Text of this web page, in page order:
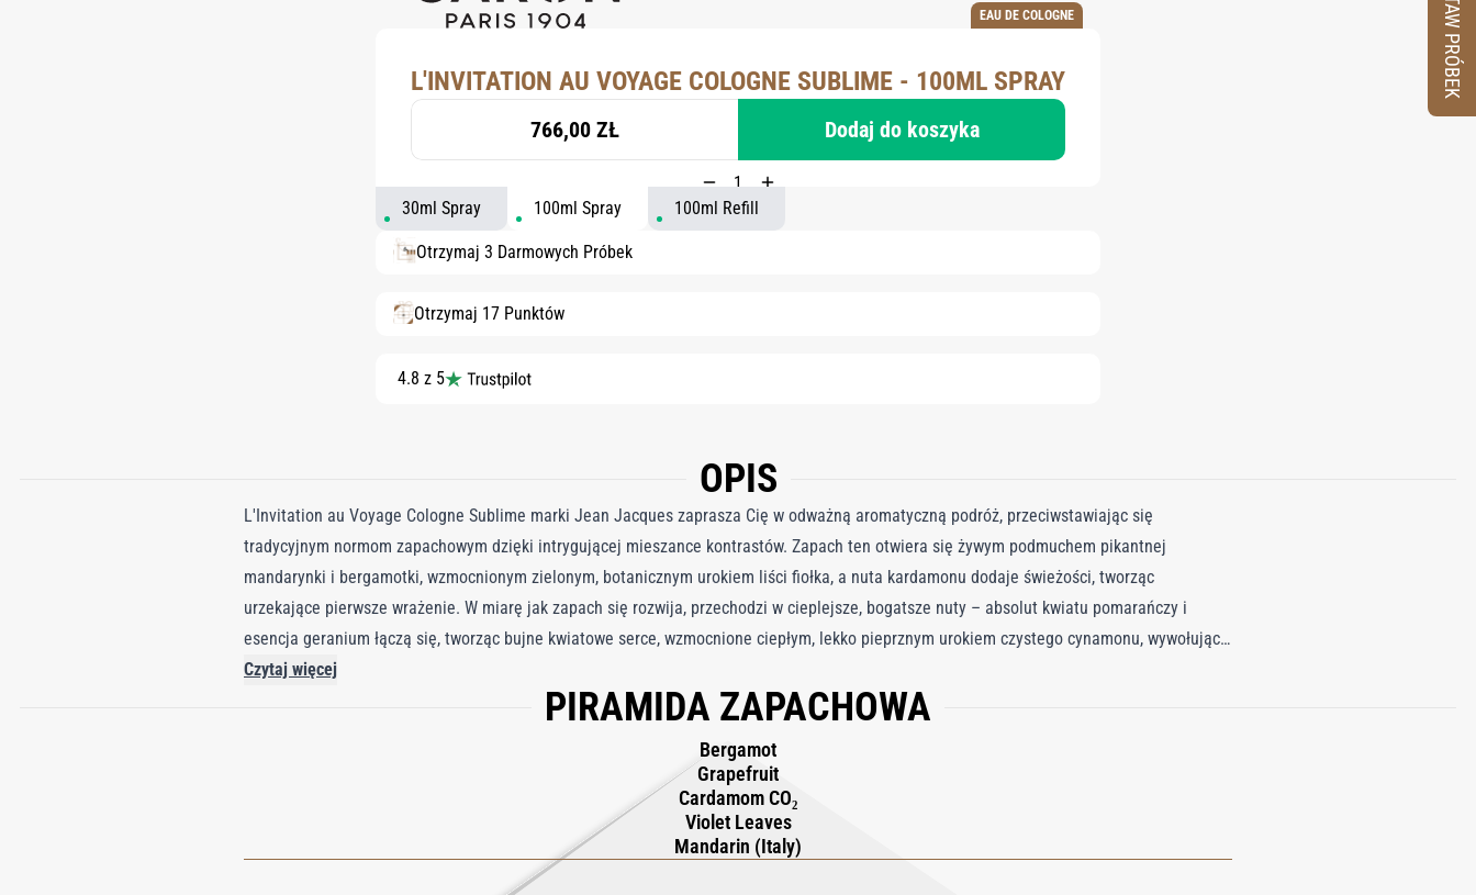
EAU DE COLOGNE
L'INVITATION AU VOYAGE COLOGNE SUBLIME - 100ML SPRAY
766,00 ZŁ Dodaj do koszyka
30ml Spray 100ml Spray 100ml Refill
Otrzymaj 3 Darmowych Próbek
Otrzymaj 17 Punktów
4.8 z 5
OPIS
L'Invitation au Voyage Cologne Sublime marki Jean Jacques zaprasza Cię w odważną aromatyczną podróż, przeciwstawiając się
tradycyjnym normom zapachowym dzięki intrygującej mieszance kontrastów. Zapach ten otwiera się żywym podmuchem pikantnej
mandarynki i bergamotki, wzmocnionym zielonym, botanicznym urokiem liści fiołka, a nuta kardamonu dodaje świeżości, tworząc
urzekające pierwsze wrażenie. W miarę jak zapach się rozwija, przechodzi w cieplejsze, bogatsze nuty – absolut kwiatu pomarańczy i
esencja geranium łączą się, tworząc bujne kwiatowe serce, wzmocnione ciepłym, lekko pieprznym urokiem czystego cynamonu, wywołując
wrażenie surowej intensywności laski cynamonu. Eleganckie drewno cedrowe i gwajakowe nadają głębi, a żywica labdanum otacza
kompozycję miękkim, trwałym ciepłem. L'Invitation au Voyage wykracza poza typowe wody kolońskie, oferując dwuwarstwowe
Czytaj więcej
PIRAMIDA ZAPACHOWA
Bergamot
Grapefruit
Cardamom CO₂
Violet Leaves
Mandarin (Italy)
ZESTAW PRÓBEK